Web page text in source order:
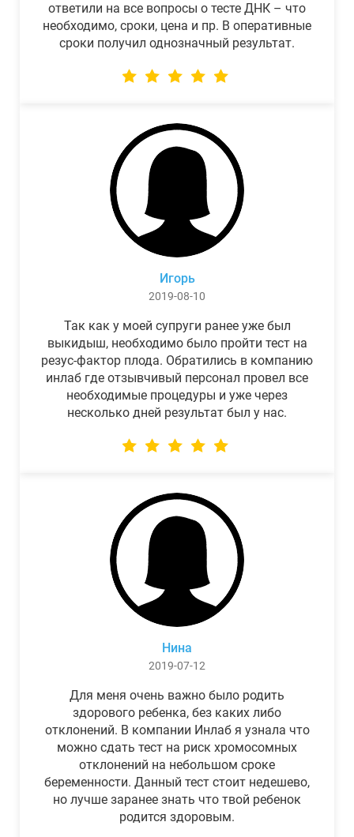
ответили на все вопросы о тесте ДНК – что
необходимо, сроки, цена и пр. В оперативные
сроки получил однозначный результат.
Игорь
2019-08-10
Так как у моей супруги ранее уже был
выкидыш, необходимо было пройти тест на
резус-фактор плода. Обратились в компанию
инлаб где отзывчивый персонал провел все
необходимые процедуры и уже через
несколько дней результат был у нас.
Нина
2019-07-12
Для меня очень важно было родить
здорового ребенка, без каких либо
отклонений. В компании Инлаб я узнала что
можно сдать тест на риск хромосомных
отклонений на небольшом сроке
беременности. Данный тест стоит недешево,
но лучше заранее знать что твой ребенок
родится здоровым.